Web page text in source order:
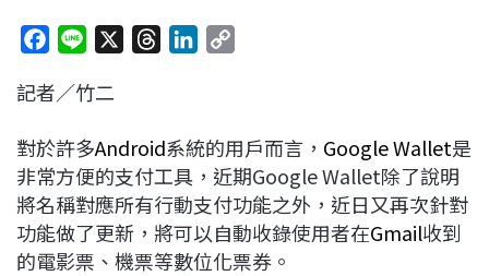
c
b
o
o
k
n
a
d
s
e
d
I
n
L
i
n
k
記者／竹二
對於許多Android系統的用戶而言， Google Wallet是
非常方便的支付工具，近期Google Wallet除了說明
將名稱對應所有行動支付功能之外，近日又再次針對
功能做了更新，將可以自動收錄使用者在Gmail收到
的電影票、機票等數位化票券。